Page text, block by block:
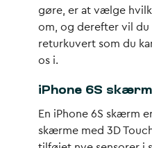
gøre, er at vælge
om, og derefter vil du
returkuvert som du
os i.
iPhone 6S skærm
En iPhone 6S skærm
skærme med 3D